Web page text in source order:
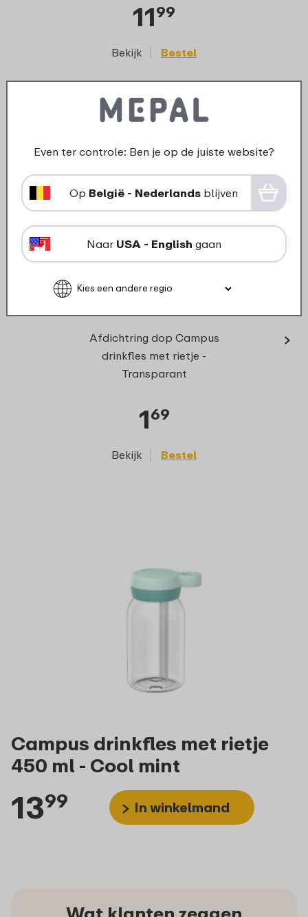
1199
Bekijk Bestel
Onderdelen voor dit product
Afdichtring dop Campus
drinkfles met rietje -
Transparant
169
Bekijk Bestel
›
Campus drinkfles met rietje
450 ml - Cool mint
1399 In winkelmand
Even ter controle: Ben je op de juiste website?
Op België - Nederlands blijven
Naar USA - English gaan